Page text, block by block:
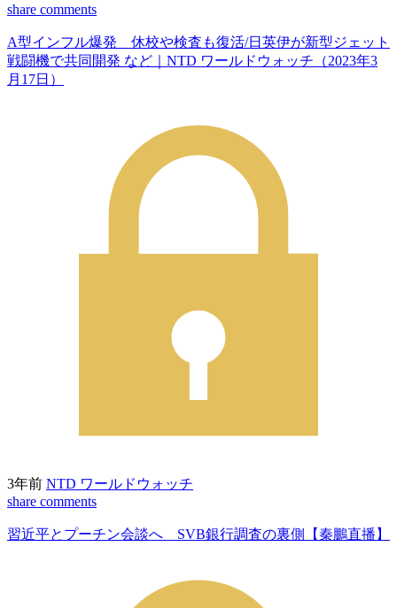
share comments
A型インフル爆発 休校や検査も復活/日英伊が新型ジェット
戦闘機で共同開発 など｜NTD ワールドウォッチ（2023年3
月17日）
3年前 NTD ワールドウォッチ
share comments
習近平とプーチン会談へ SVB銀行調査の裏側【秦鵬直播】